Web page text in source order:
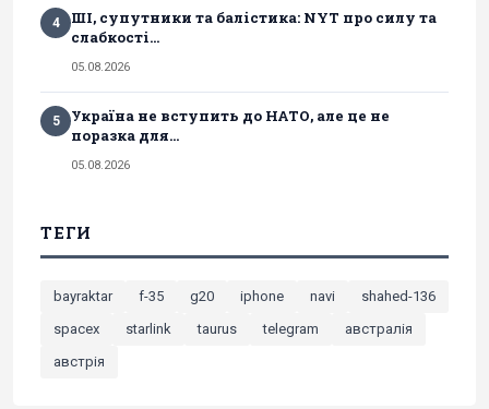
4
ШІ, супутники та балістика: NYT про силу та
слабкості...
05.08.2026
5
Україна не вступить до НАТО, але це не
поразка для...
05.08.2026
ТЕГИ
bayraktar f-35 g20 iphone navi
shahed-136
spacex
starlink taurus telegram
австралія
австрія